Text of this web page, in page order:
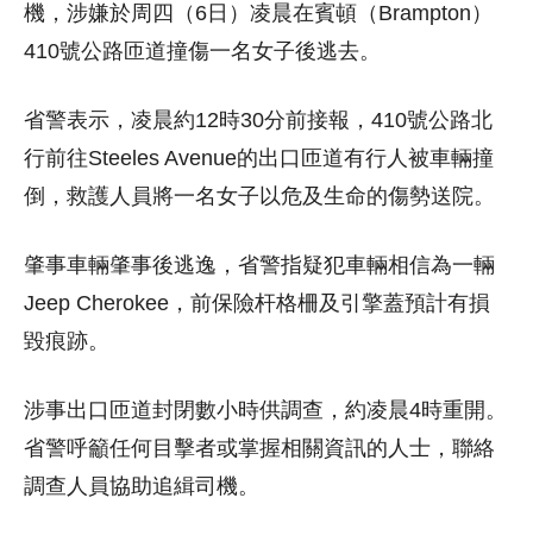
機，涉嫌於周四（6日）凌晨在賓頓（Brampton）
410號公路匝道撞傷一名女子後逃去。
省警表示，凌晨約12時30分前接報，410號公路北
行前往Steeles Avenue的出口匝道有行人被車輛撞
倒，救護人員將一名女子以危及生命的傷勢送院。
肇事車輛肇事後逃逸，省警指疑犯車輛相信為一輛
Jeep Cherokee，前保險杆格柵及引擎蓋預計有損
毀痕跡。
涉事出口匝道封閉數小時供調查，約凌晨4時重開。
省警呼籲任何目擊者或掌握相關資訊的人士，聯絡
調查人員協助追緝司機。